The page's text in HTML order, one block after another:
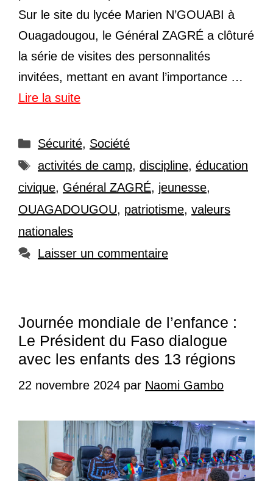
Sur le site du lycée Marien N’GOUABI à
Ouagadougou, le Général ZAGRÉ a clôturé
la série de visites des personnalités
invitées, mettant en avant l’importance …
Lire la suite
Catégories
Sécurité, Société
Étiquettes
activités de camp, discipline, éducation
civique, Général ZAGRÉ, jeunesse,
OUAGADOUGOU, patriotisme, valeurs
nationales
Laisser un commentaire
Journée mondiale de l’enfance :
Le Président du Faso dialogue
avec les enfants des 13 régions
22 novembre 2024 par Naomi Gambo